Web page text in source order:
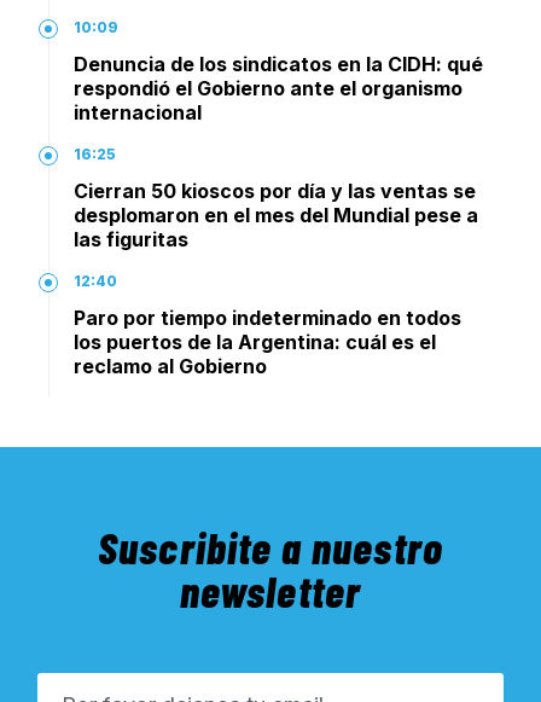
10:09
Denuncia de los sindicatos en la CIDH: qué
respondió el Gobierno ante el organismo
internacional
16:25
Cierran 50 kioscos por día y las ventas se
desplomaron en el mes del Mundial pese a
las figuritas
12:40
Paro por tiempo indeterminado en todos
los puertos de la Argentina: cuál es el
reclamo al Gobierno
Suscribite a nuestro
newsletter